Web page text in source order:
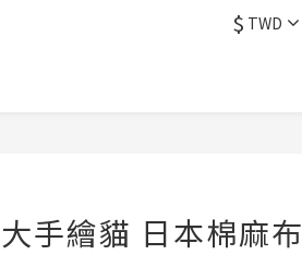
$ TWD
大手繪貓 日本棉麻布